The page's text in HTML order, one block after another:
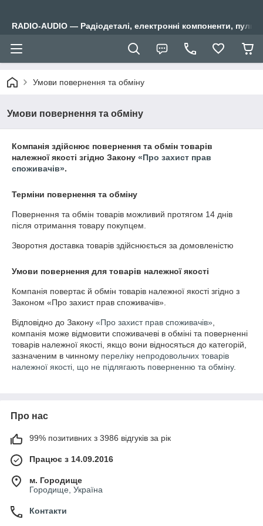
RADIO-AUDIO — Радіодеталі, електронні компоненти,
Умови повернення та обміну
Умови повернення та обміну
Компанія здійснює повернення та обмін товарів
належної якості згідно Закону «Про захист прав
споживачів».
Терміни повернення та обміну
Повернення та обмін товарів можливий протягом 14 днів
після отримання товару покупцем.
Зворотня доставка товарів здійснюється за домовленістю
Умови повернення для товарів належної якості
Компанія повертає й обмін товарів належної якості згідно з
Законом «Про захист прав споживачів».
Відповідно до Закону «Про захист прав споживачів»
компанія може відмовити споживачеві в обміні та поверненні
товарів належної якості, якщо вони відносяться до категорій,
зазначеним в чинному переліку непродовольчих товарів
належної якості, що не підлягають поверненню та обміну.
Про нас
99% позитивних з 3986 відгуків за рік
Працює з 14.09.2016
м. Городище
Городище, Україна
Контакти